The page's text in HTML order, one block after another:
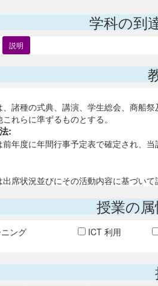
学科の到
説明
諸種の式典、講演、学生総会、商船
れらに準ずるものとする。
:
年度に年間行事予定表で確定され、
席状況並びにその活動内容に基づい
授業の
ング ICT 利用